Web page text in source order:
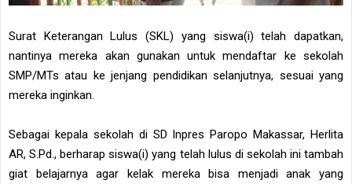
Surat Keterangan Lulus (SKL) yang siswa(i) telah dapatkan,
nantinya mereka akan gunakan untuk mendaftar ke sekolah
SMP/MTs atau ke jenjang pendidikan selanjutnya, sesuai yang
mereka inginkan.
Sebagai kepala sekolah di SD Inpres Paropo Makassar, Herlita
AR, S.Pd., berharap siswa(i) yang telah lulus di sekolah ini tambah
giat belajarnya agar kelak mereka bisa menjadi anak yang